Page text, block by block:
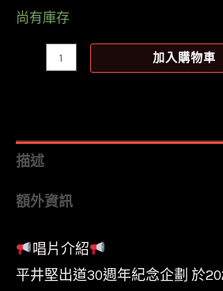
價
尚有庫存
黑
2LP】
井
堅
加入購物車
描述
額外資訊
唱片介紹
平井堅出道30週年紀念企劃 於